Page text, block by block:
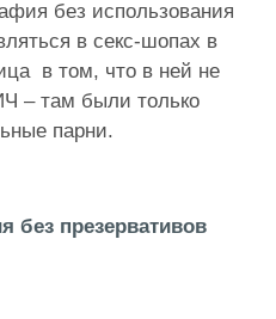
без использования
в секс-шопах в
в том, что в ней не
– там были только
парни.
без презервативов